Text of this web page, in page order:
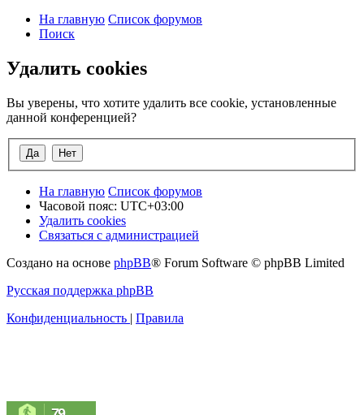
На главную Список форумов
Поиск
Удалить cookies
Вы уверены, что хотите удалить все cookie, установленные
данной конференцией?
На главную Список форумов
Часовой пояс: UTC+03:00
Удалить cookies
Связаться с администрацией
Создано на основе phpBB® Forum Software © phpBB Limited
Русская поддержка phpBB
Конфиденциальность | Правила